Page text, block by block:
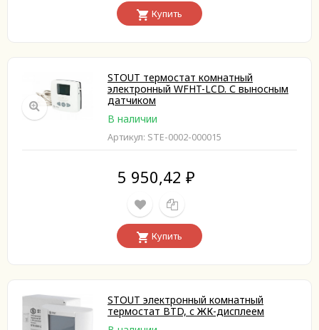
Купить
STOUT термостат комнатный
электронный WFHT-LCD. С выносным
датчиком
В наличии
Артикул: STE-0002-000015
5 950,42 ₽
Купить
STOUT электронный комнатный
термостат BTD, с ЖК-дисплеем